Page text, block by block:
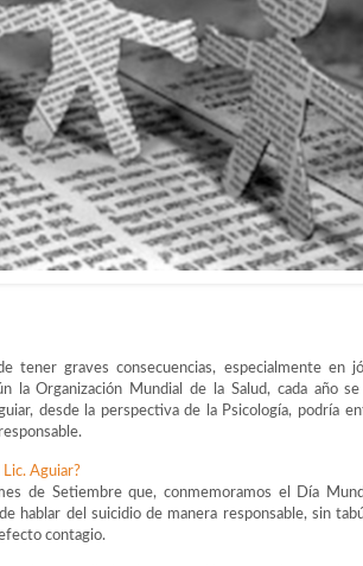
tener graves consecuencias, especialmente en
la Organización Mundial de la Salud, cada año se
desde la perspectiva de la Psicología, podría
Aguiar?
de Setiembre que, conmemoramos el Día
hablar del suicidio de manera responsable, sin
contagio.